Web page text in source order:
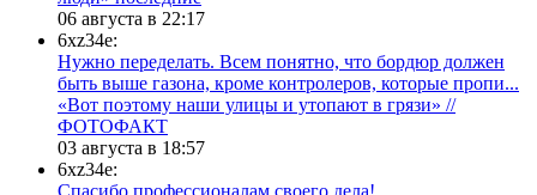
06 августа в 22:17
6xz34e:
Нужно переделать. Всем понятно, что бордюр должен
быть выше газона, кроме контролеров, которые пропи...
«Вот поэтому наши улицы и утопают в грязи» //
ФОТОФАКТ
03 августа в 18:57
6xz34e:
Спасибо профессионалам своего дела!